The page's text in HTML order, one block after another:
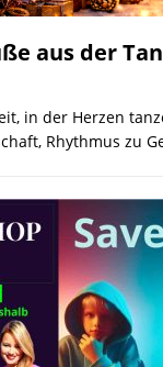
aus der
in der Herzen
Rhythmus zu